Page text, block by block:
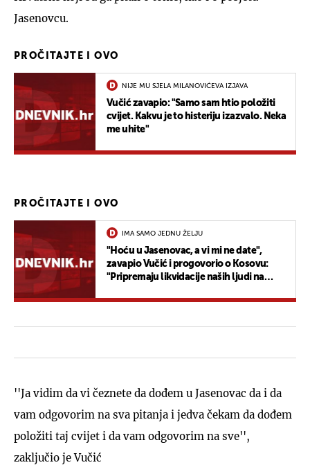
Jasenovcu.
PROČITAJTE I OVO
NIJE MU SJELA MILANOVIĆEVA IZJAVA
Vučić zavapio: "Samo sam htio položiti
cvijet. Kakvu je to histeriju izazvalo. Neka
me uhite"
PROČITAJTE I OVO
IMA SAMO JEDNU ŽELJU
"Hoću u Jasenovac, a vi mi ne date",
zavapio Vučić i progovorio o Kosovu:
"Pripremaju likvidacije naših ljudi na
''Ja vidim da vi čeznete da dođem u Jasenovac da i da
vam odgovorim na sva pitanja i jedva čekam da dođem
položiti taj cvijet i da vam odgovorim na sve'',
zaključio je Vučić